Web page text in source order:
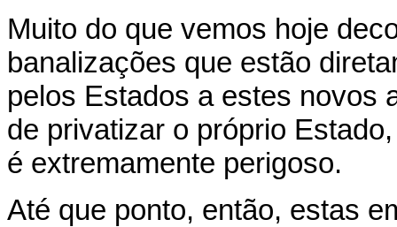
Muito do que vemos hoje
banalizações que estão
pelos Estados a estes novos
de privatizar o próprio
é extremamente perigoso.
Até que ponto, então, estas